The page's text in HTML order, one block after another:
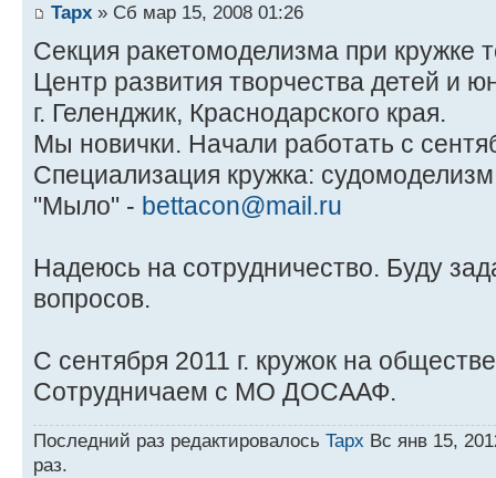
Tapx » Сб мар 15, 2008 01:26
Секция ракетомоделизма при кружке
Центр развития творчества детей и
г. Геленджик, Краснодарского края.
Мы новички. Начали работать с
Специализация кружка:
"Мыло" - bettacon@mail.ru
Надеюсь на сотрудничество. Буду
вопросов.
С сентября 2011 г. кружок на
Сотрудничаем с МО ДОСААФ.
Последний раз редактировалось Tapx Вс янв 15,
раз.